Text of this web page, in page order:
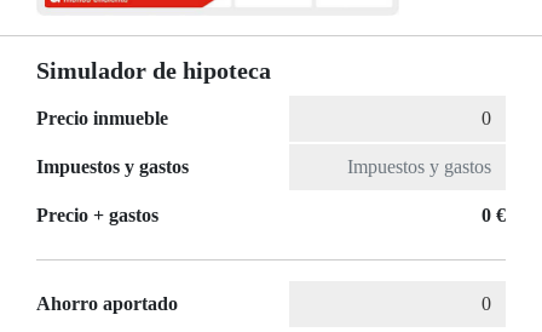
Simulador de hipoteca
Precio inmueble
Impuestos y gastos
Precio + gastos 0 €
Ahorro aportado